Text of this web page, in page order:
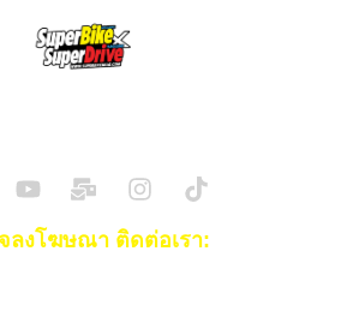
ลงโฆษณา ติดต่อเรา: